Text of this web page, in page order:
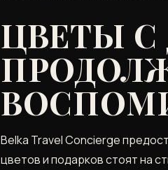
ЦВЕТЫ С
Belka Travel Concierge
цветов и подарков стоят на